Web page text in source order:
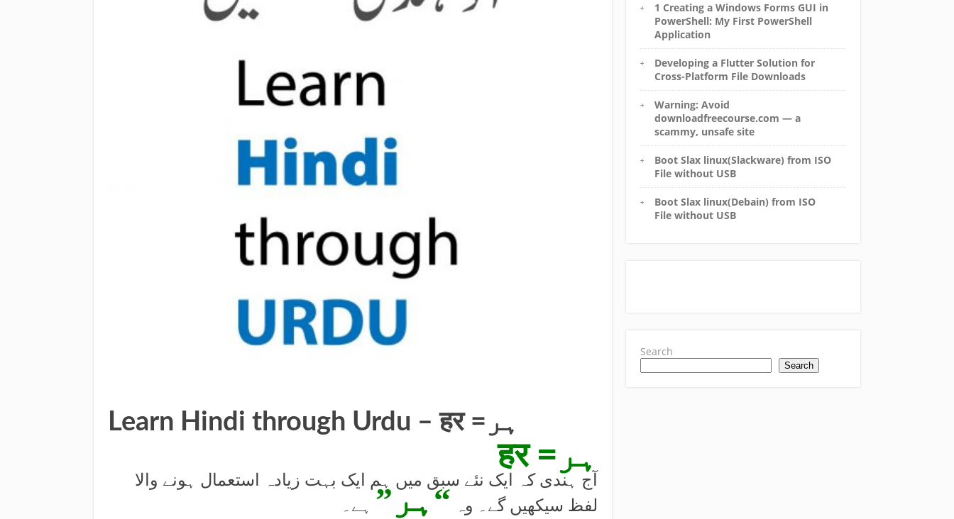
Learn Hindi through Urdu – हर =ہر
हर =ہر
آج ہندی کہ ایک نئے سبق میں ہم ایک بہت زیادہ استعمال ہونے والا
لفظ سیکھیں گے۔ وہ “ہر” ہے۔
1 Creating a Windows Forms GUI in
PowerShell: My First PowerShell
Application
Developing a Flutter Solution for
Cross-Platform File Downloads
Warning: Avoid
downloadfreecourse.com — a
scammy, unsafe site
Boot Slax linux(Slackware) from ISO
File without USB
Boot Slax linux(Debain) from ISO
File without USB
Search
Search